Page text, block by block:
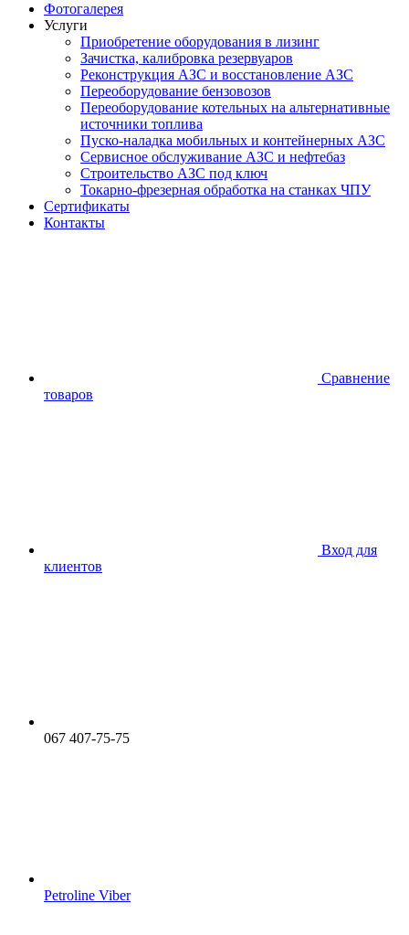
Фотогалерея
Услуги
Приобретение оборудования в лизинг
Зачистка, калибровка резервуаров
Реконструкция АЗС и восстановление АЗС
Переоборудование бензовозов
Переоборудование котельных на альтернативные
источники топлива
Пуско-наладка мобильных и контейнерных АЗС
Сервисное обслуживание АЗС и нефтебаз
Строительство АЗС под ключ
Токарно-фрезерная обработка на станках ЧПУ
Сертификаты
Контакты
Сравнение
товаров
Вход для
клиентов
067 407-75-75
Petroline Viber